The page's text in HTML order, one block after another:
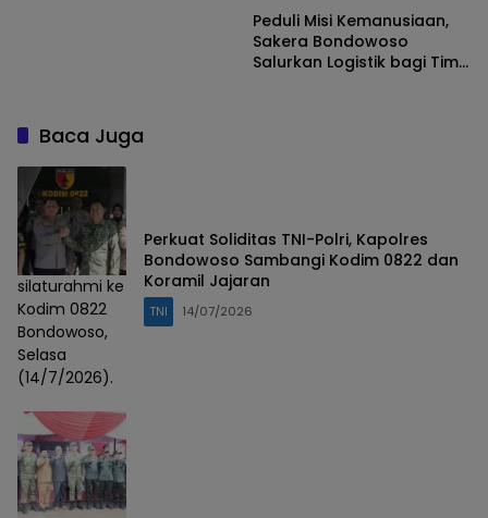
Peduli Misi Kemanusiaan,
Sakera Bondowoso
Salurkan Logistik bagi Tim
Baca Juga
silaturahmi ke
Kodim 0822
Bondowoso,
Selasa
(14/7/2026).
Perkuat Soliditas TNI-Polri, Kapolres
Bondowoso Sambangi Kodim 0822 dan
Koramil Jajaran
TNI 14/07/2026